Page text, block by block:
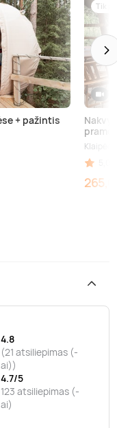
+ pažintis
Tik
4.8
(21 atsiliepimas (-
ai))
4.7/5
123 atsiliepimas (-
ai)